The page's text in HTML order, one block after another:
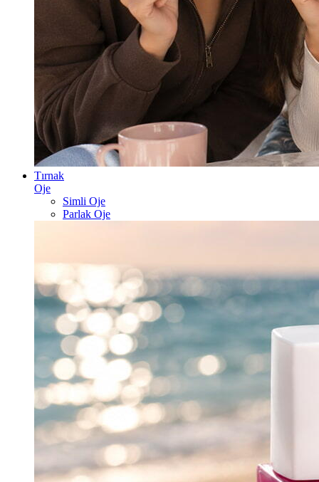
Tırnak
Oje
Simli Oje
Parlak Oje